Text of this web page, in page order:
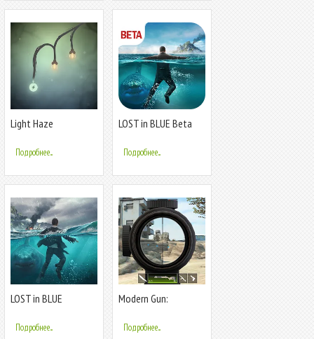
Light Haze
Подробнее...
LOST in BLUE Beta
Подробнее...
LOST in BLUE
Подробнее...
Modern Gun:
Подробнее...